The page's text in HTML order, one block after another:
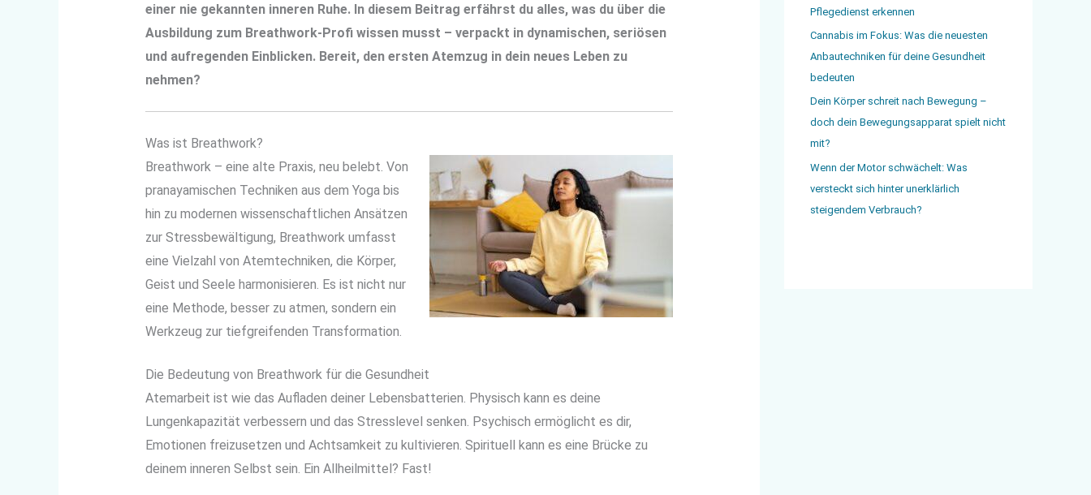
einer nie gekannten inneren Ruhe. In diesem Beitrag erfährst du alles, was du über die
Ausbildung zum Breathwork-Profi wissen musst – verpackt in dynamischen, seriösen
und aufregenden Einblicken. Bereit, den ersten Atemzug in dein neues Leben zu
nehmen?
Was ist Breathwork?
Breathwork – eine alte Praxis, neu belebt. Von
pranayamischen Techniken aus dem Yoga bis
hin zu modernen wissenschaftlichen Ansätzen
zur Stressbewältigung, Breathwork umfasst
eine Vielzahl von Atemtechniken, die Körper,
Geist und Seele harmonisieren. Es ist nicht nur
eine Methode, besser zu atmen, sondern ein
Werkzeug zur tiefgreifenden Transformation.
Die Bedeutung von Breathwork für die Gesundheit
Atemarbeit ist wie das Aufladen deiner Lebensbatterien. Physisch kann es deine
Lungenkapazität verbessern und das Stresslevel senken. Psychisch ermöglicht es dir,
Emotionen freizusetzen und Achtsamkeit zu kultivieren. Spirituell kann es eine Brücke zu
deinem inneren Selbst sein. Ein Allheilmittel? Fast!
Pflegedienst erkennen
Cannabis im Fokus: Was die neuesten
Anbautechniken für deine Gesundheit
bedeuten
Dein Körper schreit nach Bewegung –
doch dein Bewegungsapparat spielt nicht
mit?
Wenn der Motor schwächelt: Was
versteckt sich hinter unerklärlich
steigendem Verbrauch?